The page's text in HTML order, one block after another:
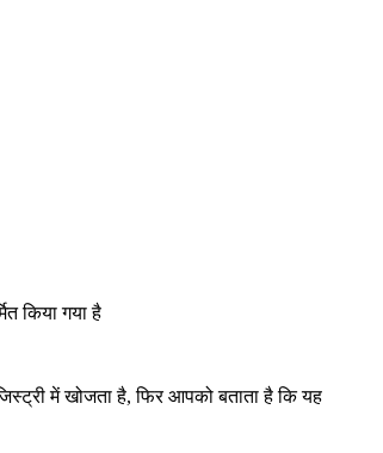
किया गया है
में खोजता है, फिर आपको बताता है कि यह